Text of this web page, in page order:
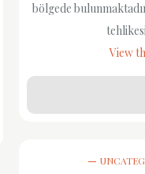
bölgede
View